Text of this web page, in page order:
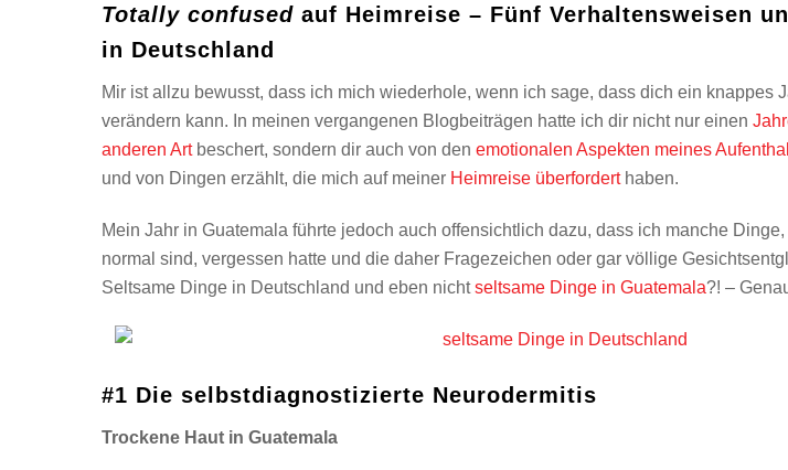
Totally confused auf Heimreise – Fünf Verhaltensweisen
in Deutschland
Mir ist allzu bewusst, dass ich mich wiederhole, wenn ich sage, dass dich ein knappes
verändern kann. In meinen vergangenen Blogbeiträgen hatte ich dir nicht nur einen
anderen Artbeschert, sondern dir auch von den emotionalen Aspekten meines
und von Dingen erzählt, die mich auf meiner Heimreise überforderthaben.
Mein Jahr in Guatemala führte jedoch auch offensichtlich dazu, dass ich manche
normal sind, vergessen hatte und die daher Fragezeichen oder gar völlige
Seltsame Dinge in Deutschland und eben nichtseltsame Dinge in Guatemala?! –
#1 Die selbstdiagnostizierte Neurodermitis
Trockene Haut in Guatemala